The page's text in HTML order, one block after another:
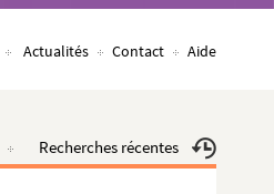
Actualités Contact Aide
Recherches récentes